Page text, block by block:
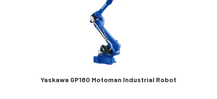
Yaskawa GP180 Motoman Industrial Robot